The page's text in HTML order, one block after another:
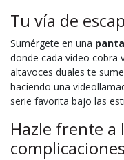
Tu vía de
Sumérgete en una
donde cada vídeo cobra
altavoces duales te
haciendo una
serie favorita bajo las
Hazle frente a